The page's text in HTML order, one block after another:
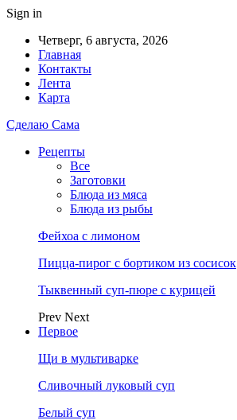
Sign in
Четверг, 6 августа, 2026
Главная
Контакты
Лента
Карта
Сделаю Сама
Рецепты
Все
Заготовки
Блюда из мяса
Блюда из рыбы
Фейхоа с лимоном
Пицца-пирог с бортиком из сосисок
Тыквенный суп-пюре с курицей
Prev Next
Первое
Щи в мультиварке
Сливочный луковый суп
Белый суп